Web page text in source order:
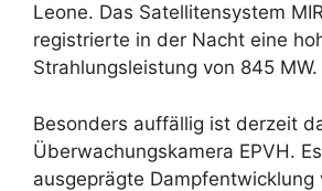
Leone. Das Satellitensystem
registrierte in der Nacht eine
Strahlungsleistung von 845 MW.
Besonders auffällig ist derzeit
Überwachungskamera EPVH.
ausgeprägte Dampfentwicklung